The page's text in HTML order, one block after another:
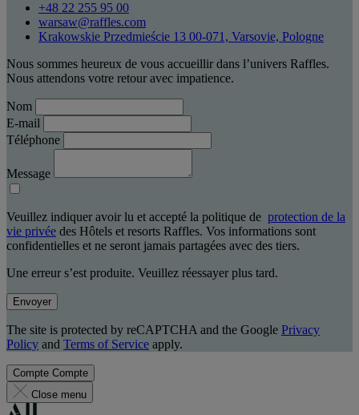
+48 22 255 95 00
warsaw@raffles.com
Krakowskie Przedmieście 13 00-071, Varsovie, Pologne
Nous sommes heureux de vous accueillir dans l’univers Raffles.
Nous attendons votre retour avec impatience.
Nom
E-mail
Téléphone
Message
Veuillez indiquer avoir lu et accepté la politique de protection de la
vie privée des Hôtels et resorts Raffles. Vos informations sont
confidentielles et ne seront jamais partagées avec des tiers.
Une erreur s’est produite. Veuillez réessayer plus tard.
Envoyer
The site is protected by reCAPTCHA and the Google Privacy
Policy and Terms of Service apply.
Compte Compte
Close menu